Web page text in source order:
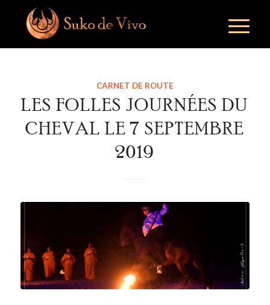
CARNET DE ROUTE
LES FOLLES JOURNÉES DU
CHEVAL LE 7 SEPTEMBRE
2019